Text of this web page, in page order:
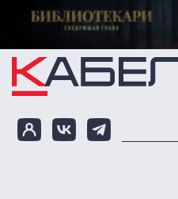
Перейти к основному